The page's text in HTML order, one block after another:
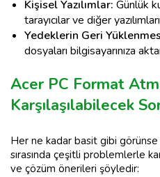
Kişisel Yazılımlar: Günlük
tarayıcılar ve diğer
Yedeklerin Geri
dosyaları bilgisayarınıza
Acer PC Format
Karşılaşılabilecek
Her ne kadar basit gibi görünse
sırasında çeşitli problemlerle
ve çözüm önerileri şöyledir: